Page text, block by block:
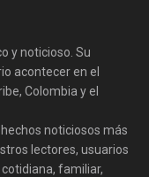
y noticioso. Su
acontecer en el
Colombia y el
noticiosos más
lectores, usuarios
familiar,